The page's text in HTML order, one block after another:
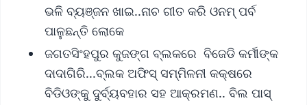
ଭଳି ବ୍ୟଞ୍ଜନ ଖାଇ..ନାଚ ଗୀତ କରି ଓନମ୍ ପର୍ବ
ପାଳୁଛନ୍ତି ଲୋକେ
ଜଗତସିଂହପୁର କୁଜଙ୍ଗ ବ୍ଲକରେ ବିଜେଡି କର୍ମୀଙ୍କ
ଦାଦାଗିରି...ବ୍ଲକ ଅଫିସ୍ ସମ୍ମିଳନୀ କକ୍ଷରେ
ବିଡିଓଙ୍କୁ ଦୁର୍ବ୍ୟବହାର ସହ ଆକ୍ରମଣ.. ବିଲ ପାସ୍